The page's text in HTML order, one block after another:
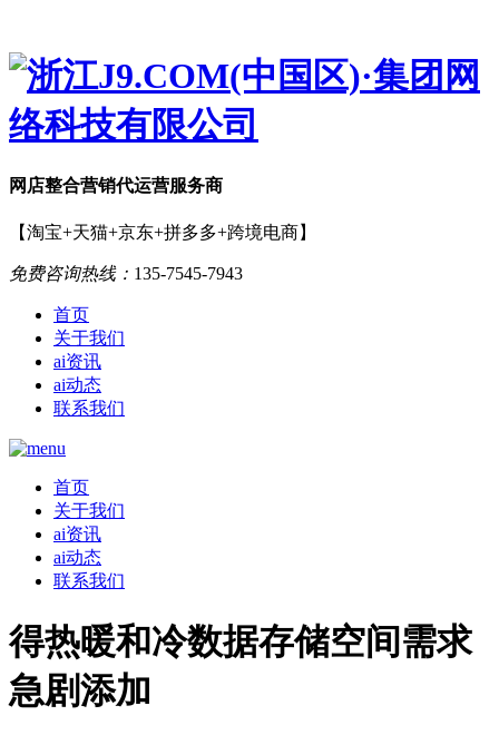
网店整合营销代运营服务商
【淘宝+天猫+京东+拼多多+跨境电商】
免费咨询热线： 135-7545-7943
首页
关于我们
ai资讯
ai动态
联系我们
首页
关于我们
ai资讯
ai动态
联系我们
得热暖和冷数据存储空间需求
急剧添加